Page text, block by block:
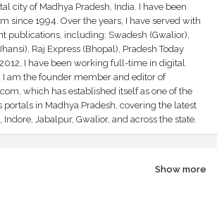
city of Madhya Pradesh, India. I have been
since 1994. Over the years, I have served with
publications, including: Swadesh (Gwalior),
Raj Express (Bhopal), Pradesh Today
I have been working full-time in digital
I am the founder member and editor of
which has established itself as one of the
portals in Madhya Pradesh, covering the latest
Jabalpur, Gwalior, and across the state.
Show more